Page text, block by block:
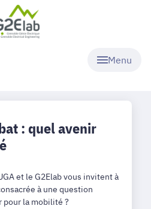
Menu
: quel avenir
et le G2Elab vous invitent à
à une question
la mobilité ?